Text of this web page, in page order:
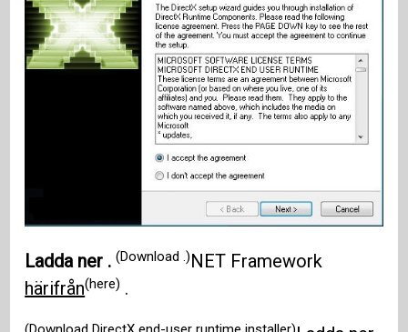
Ladda ner .(Download .) NET Framework
härifrån(here) .